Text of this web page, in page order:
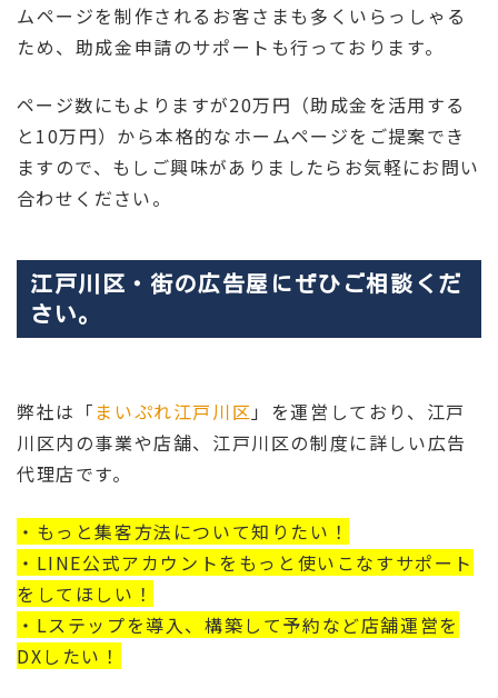
ムページを制作されるお客さまも多くいらっしゃる
ため、助成金申請のサポートも行っております。
ページ数にもよりますが20万円（助成金を活用する
と10万円）から本格的なホームページをご提案でき
ますので、もしご興味がありましたらお気軽にお問い
合わせください。
江戸川区・街の広告屋にぜひご相談くだ
さい。
弊社は「 まいぷれ江戸川区 」を運営しており、江戸
川区内の事業や店舗、江戸川区の制度に詳しい広告
代理店です。
・もっと集客方法について知りたい！
・LINE公式アカウントをもっと使いこなすサポート
をしてほしい！
・Lステップを導入、構築して予約など店舗運営を
DXしたい！